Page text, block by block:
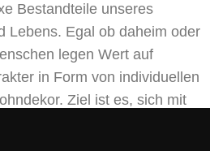
istweiters
individuell an Ihre
werden.
Katalog.
Bestandteile unseres
Lebens. Egal ob daheim oder
legen Wert auf
in Form von individuellen
Ziel ist es, sich mit